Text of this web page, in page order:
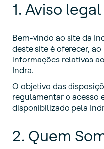
1. Aviso legal
Bem-vindo ao site da
deste site é oferecer,
informações relativas
Indra.
O objetivo das
regulamentar o acesso
disponibilizado pela
2. Quem